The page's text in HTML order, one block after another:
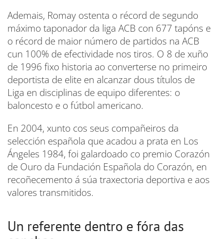
Ademais, Romay ostenta o récord de segundo
máximo taponador da liga ACB con 677 tapóns e
o récord de maior número de partidos na ACB
cun 100% de efectividade nos tiros. O 8 de xuño
de 1996 fixo historia ao converterse no primeiro
deportista de elite en alcanzar dous títulos de
Liga en disciplinas de equipo diferentes: o
baloncesto e o fútbol americano.
En 2004, xunto cos seus compañeiros da
selección española que acadou a prata en Los
Ángeles 1984, foi galardoado co premio Corazón
de Ouro da Fundación Española do Corazón, en
recoñecemento á súa traxectoria deportiva e aos
valores transmitidos.
Un referente dentro e fóra das